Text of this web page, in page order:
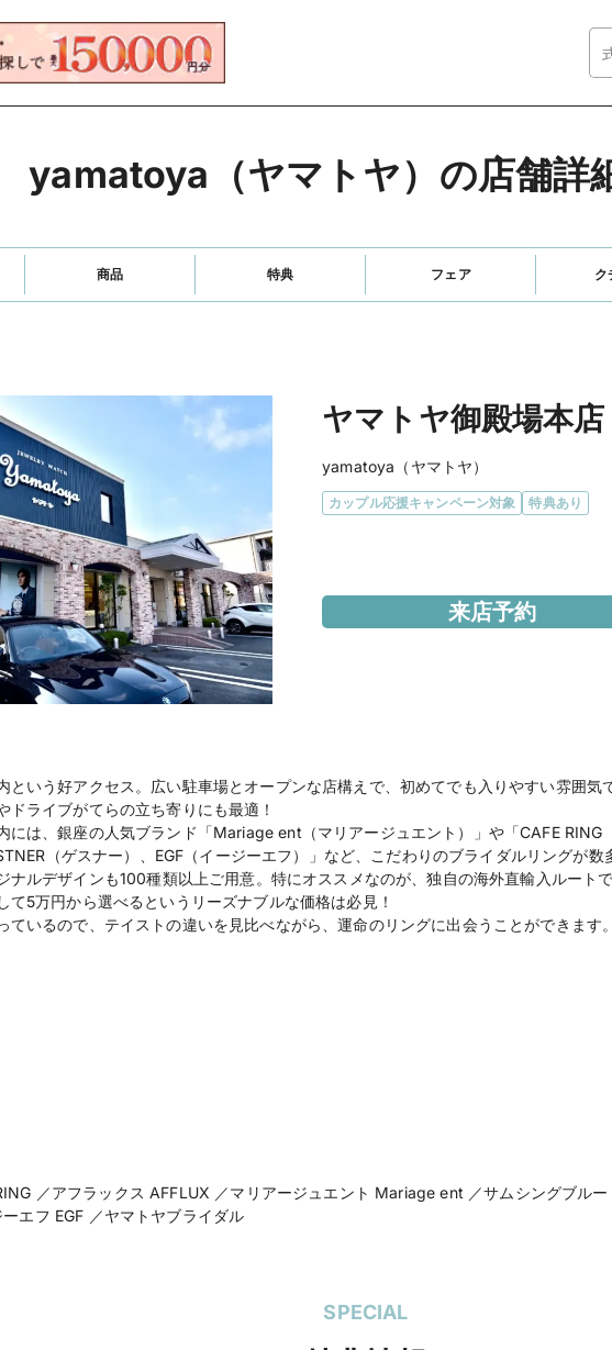
yamatoya（ヤマトヤ）の店舗詳
商品 特典 フェア ク
ヤマトヤ御殿場本店
yamatoya（ヤマトヤ）
カップル応援キャンペーン対象 特典あり
アクセス JR御殿場駅より車で5
年末年始・催事時を
★マイナビウエディ
ナルキャンペーン実
公式HP
yamatoya（ヤマトヤ
来店予約
という好アクセス。広い駐車場とオープンな店構えで、初めてでも入りやすい雰囲気
ドライブがてらの立ち寄りにも最適！
には、銀座の人気ブランド「Mariage ent（マリアージュエント）」や「CAFE RING
（ゲスナー）、EGF（イージーエフ）」など、こだわりのブライダルリングが
ナルデザインも100種類以上ご用意。特にオススメなのが、独自の海外直輸入ルート
て5万円から選べるというリーズナブルな価格は必見！
ているので、テイストの違いを見比べながら、運命のリングに出会うことができます
／アフラックス AFFLUX ／マリアージュエント Mariage ent ／サムシングブル
エフ EGF ／ヤマトヤブライダル
SPECIAL